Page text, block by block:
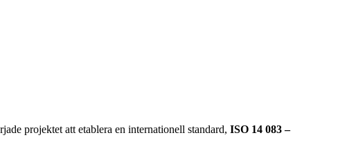
projektet att etablera en internationell standard, ISO 14 083 –